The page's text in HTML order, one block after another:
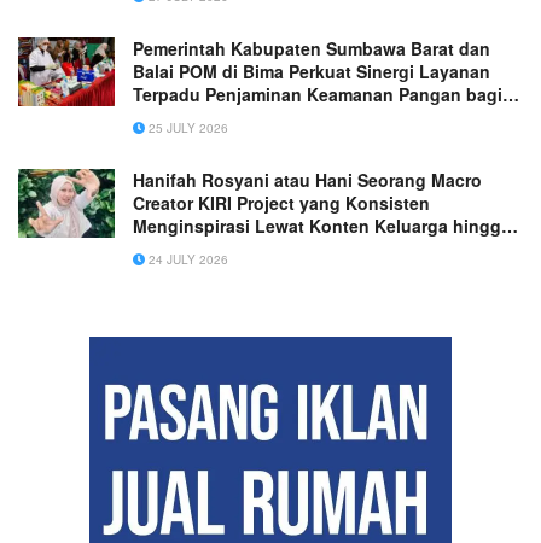
Pemerintah Kabupaten Sumbawa Barat dan
Balai POM di Bima Perkuat Sinergi Layanan
Terpadu Penjaminan Keamanan Pangan bagi
Masyarakat
25 JULY 2026
Hanifah Rosyani atau Hani Seorang Macro
Creator KIRI Project yang Konsisten
Menginspirasi Lewat Konten Keluarga hingga
Dipercaya Lebih dari 100 Brand Nasional!
24 JULY 2026